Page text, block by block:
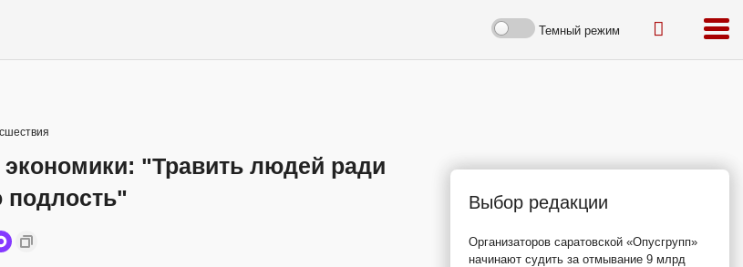
Темный режим
экономики: "Травить людей ради
подлость"
Выбор редакции
Организаторов саратовской «Опусгрупп»
начинают судить за отмывание 9 млрд